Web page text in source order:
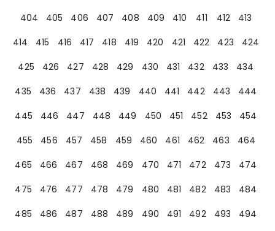
404
405 406 407 408 409 410 411 412
413
414
415 416 417 418 419 420 421 422 423
424
425
426 427 428 429 430 431 432 433
434
435
436 437 438 439 440 441 442 443
444
445
446 447 448 449 450 451 452 453
454
455
456 457 458 459 460 461 462 463
464
465
466 467 468 469 470 471 472 473
474
475
476 477 478 479 480 481 482 483
484
485
486 487 488 489 490 491 492 493
494